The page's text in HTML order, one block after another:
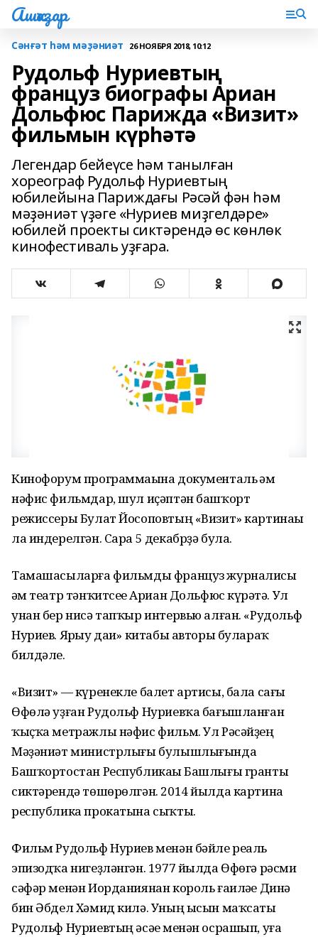
Ашҡаҙар
Сәнғәт һәм мәҙәниәт 26 НОЯБРЯ 2018, 10:12
Рудольф Нуриевтың
француз биографы Ариан
Дольфюс Парижда «Визит»
фильмын күрһәтә
Легендар бейеүсе һәм танылған
хореограф Рудольф Нуриевтың
юбилейына Париждағы Рәсәй фән һәм
мәҙәниәт үҙәге «Нуриев миҙгелдәре»
юбилей проекты сиктәрендә өс көнлөк
кинофестиваль уҙғара.
Кинофорум программаһына документаль һәм
нәфис фильмдар, шул иҫәптән башҡорт
режиссеры Булат Йосоповтың «Визит» картинаһы
ла индерелгән. Сара 5 декабрҙә була.
Тамашасыларға фильмды француз журналисы
һәм театр тәнҡитсеһе Ариан Дольфюс күрһәтә. Ул
унан бер нисә тапҡыр интервью алған. «Рудольф
Нуриев. Ярһыу даһи» китабы авторы булараҡ
билдәле.
«Визит» — күренекле балет артисы, бала сағы
Өфөлә уҙған Рудольф Нуриевҡа бағышланған
ҡыҫҡа метражлы нәфис фильм. Ул Рәсәйҙең
Мәҙәниәт министрлығы булышлығында
Башҡортостан Республикаһы Башлығы гранты
сиктәрендә төшөрөлгән. 2014 йылда картина
республика прокатына сыҡты.
Фильм Рудольф Нуриев менән бәйле реаль
эпизодҡа нигеҙләнгән. 1977 йылда Өфөгә рәсми
сәфәр менән Иорданиянан король ғаиләһе Динә
бин Әбдел Хәмид килә. Уның ысын маҡсаты
Рудольф Нуриевтың әсәһе менән осрашып, уға